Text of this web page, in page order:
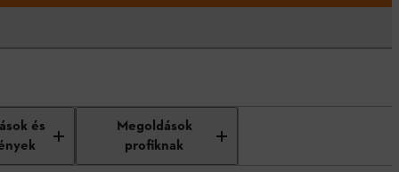
és
Megoldások
profiknak